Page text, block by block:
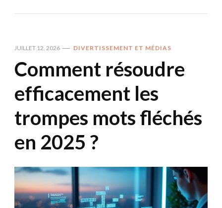
JUILLET 12, 2026 DIVERTISSEMENT ET MÉDIAS
Comment résoudre
efficacement les
trompes mots fléchés
en 2025 ?